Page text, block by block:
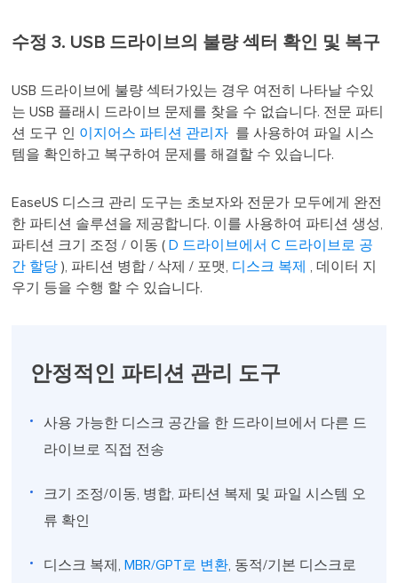
수정 3. USB 드라이브의 불량 섹터 확인 및 복구
USB 드라이브에 불량 섹터가있는 경우 여전히 나타날 수있
는 USB 플래시 드라이브 문제를 찾을 수 없습니다. 전문 파티
션 도구 인 이지어스 파티션 관리자 를 사용하여 파일 시스
템을 확인하고 복구하여 문제를 해결할 수 있습니다.
EaseUS 디스크 관리 도구는 초보자와 전문가 모두에게 완전
한 파티션 솔루션을 제공합니다. 이를 사용하여 파티션 생성,
파티션 크기 조정 / 이동 (D 드라이브에서 C 드라이브로 공
간 할당 ), 파티션 병합 / 삭제 / 포맷, 디스크 복제
, 데이터 지
우기 등을 수행 할 수 있습니다.
안정적인 파티션 관리 도구
사용 가능한 디스크 공간을 한 드라이브에서 다른 드
라이브로 직접 전송
크기 조정/이동, 병합, 파티션 복제 및 파일 시스템 오
류 확인
디스크 복제,MBR/GPT로 변환 , 동적/기본 디스크로